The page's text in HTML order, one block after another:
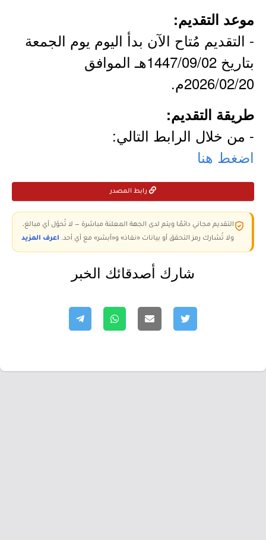
موعد التقديم:
- التقديم مُتاح الآن بدأ اليوم يوم الجمعة
بتاريخ 1447/09/02هـ الموافق
2026/02/20م.
طريقة التقديم:
- من خلال الرابط التالي:
اضغط هنا
رابط المصدر
التقديم مجاني دائمًا ويتم لدى الجهة المعلنة مباشرة — لا تُحوّل أي مبالغ،
ولا تُشارك رمز التحقق أو بيانات «نفاذ» و«أبشر» مع أي أحد. اعرف المزيد
شارك أصدقائك الخبر